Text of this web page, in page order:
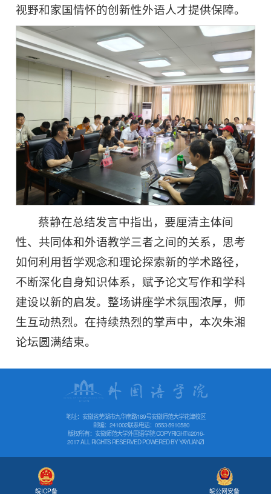
视野和家国情怀的创新性外语人才提供保障。
蔡静在总结发言中指出，要厘清主体间
性、共同体和外语教学三者之间的关系，思考
如何利用哲学观念和理论探索新的学术路径，
不断深化自身知识体系，赋予论文写作和学科
建设以新的启发。整场讲座学术氛围浓厚，师
生互动热烈。在持续热烈的掌声中，本次朱湘
论坛圆满结束。
地址：安徽省芜湖市九华南路189号安徽师范大学花津校区
邮编：241002联系电话：0553-5910580
版权所有：安徽师范大学外国语学院 COPYRIGHT©2016-
2017 ALL RIGHTS RESERVED POWERED BYYAYUANZI
皖ICP备 皖公网安备